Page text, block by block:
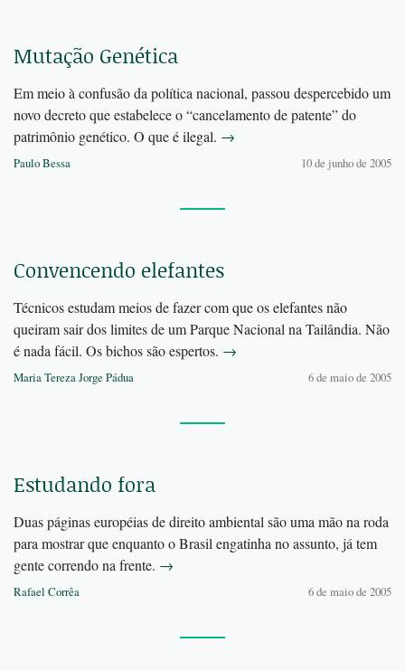
Mutação Genética
Em meio à confusão da política nacional, passou despercebido um
novo decreto que estabelece o “cancelamento de patente” do
patrimônio genético. O que é ilegal. →
Paulo Bessa 10 de junho de 2005
Convencendo elefantes
Técnicos estudam meios de fazer com que os elefantes não
queiram sair dos limites de um Parque Nacional na Tailândia. Não
é nada fácil. Os bichos são espertos. →
Maria Tereza Jorge Pádua 6 de maio de 2005
Estudando fora
Duas páginas européias de direito ambiental são uma mão na roda
para mostrar que enquanto o Brasil engatinha no assunto, já tem
gente correndo na frente. →
Rafael Corrêa 6 de maio de 2005